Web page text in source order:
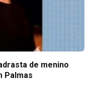
de menino
Palmas